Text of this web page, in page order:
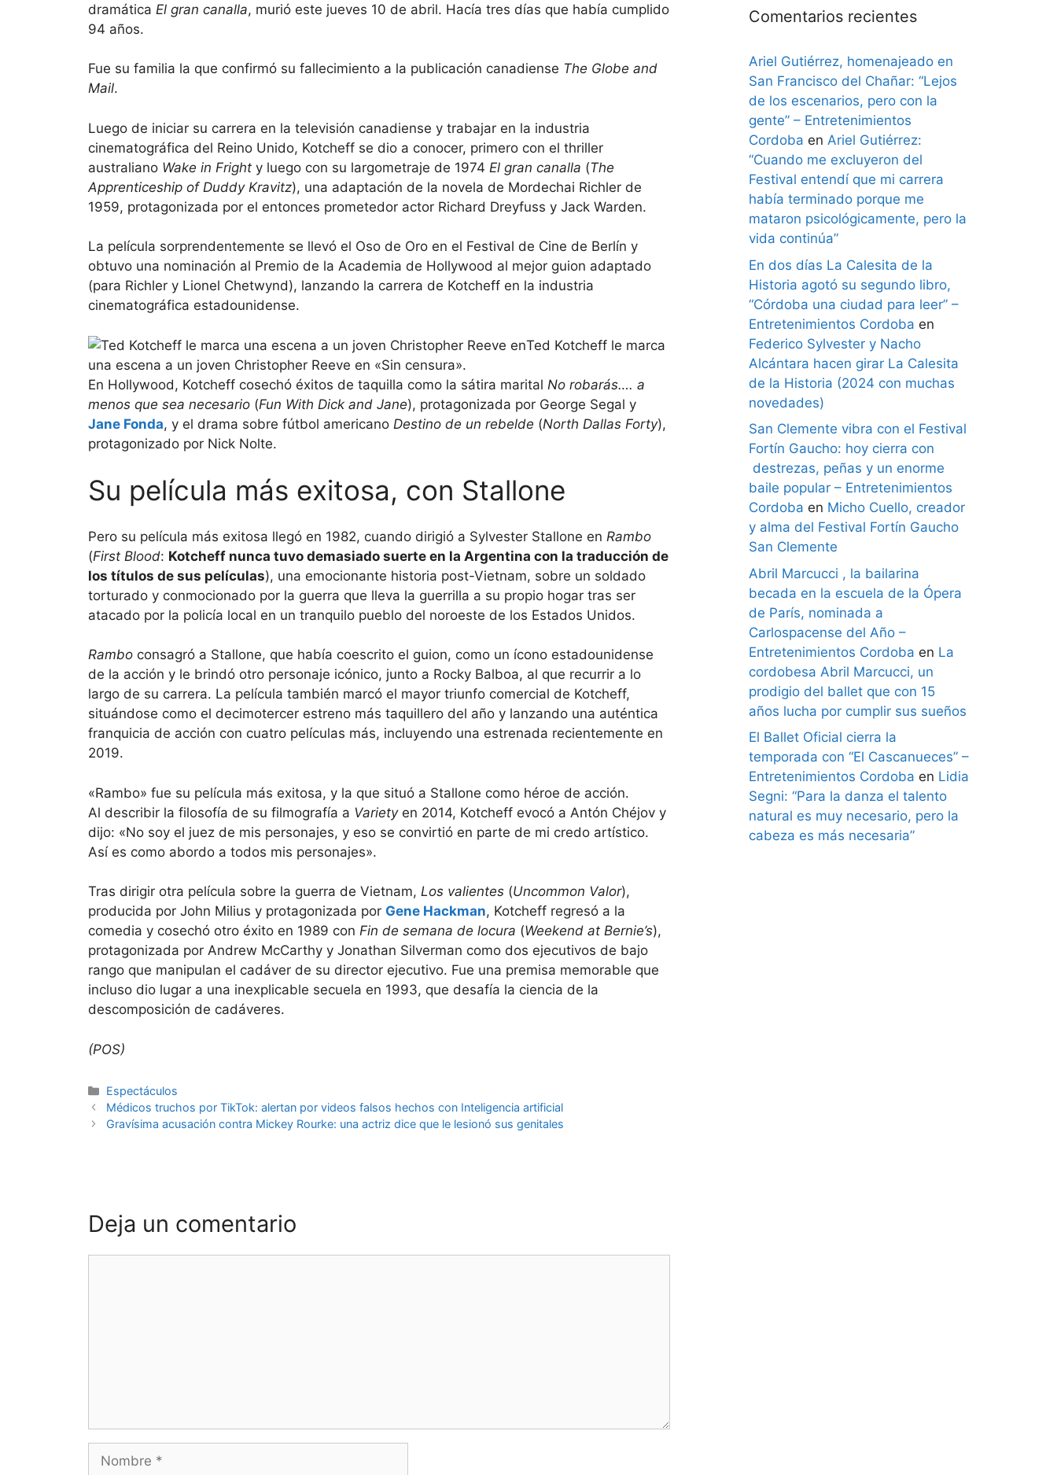
dramática El gran canalla, murió este jueves 10 de abril. Hacía tres días que había cumplido
94 años.
Fue su familia la que confirmó su fallecimiento a la publicación canadiense The Globe and
Mail.
Luego de iniciar su carrera en la televisión canadiense y trabajar en la industria
cinematográfica del Reino Unido, Kotcheff se dio a conocer, primero con el thriller
australiano Wake in Fright y luego con su largometraje de 1974 El gran canalla (The
Apprenticeship of Duddy Kravitz), una adaptación de la novela de Mordechai Richler de
1959, protagonizada por el entonces prometedor actor Richard Dreyfuss y Jack Warden.
La película sorprendentemente se llevó el Oso de Oro en el Festival de Cine de Berlín y
obtuvo una nominación al Premio de la Academia de Hollywood al mejor guion adaptado
(para Richler y Lionel Chetwynd), lanzando la carrera de Kotcheff en la industria
cinematográfica estadounidense.
Ted Kotcheff le marca
una escena a un joven Christopher Reeve en «Sin censura».
En Hollywood, Kotcheff cosechó éxitos de taquilla como la sátira marital No robarás…. a
menos que sea necesario (Fun With Dick and Jane), protagonizada por George Segal y
Jane Fonda, y el drama sobre fútbol americano Destino de un rebelde (North Dallas Forty),
protagonizado por Nick Nolte.
Su película más exitosa, con Stallone
Pero su película más exitosa llegó en 1982, cuando dirigió a Sylvester Stallone en Rambo
(First Blood: Kotcheff nunca tuvo demasiado suerte en la Argentina con la traducción de
los títulos de sus películas), una emocionante historia post-Vietnam, sobre un soldado
torturado y conmocionado por la guerra que lleva la guerrilla a su propio hogar tras ser
atacado por la policía local en un tranquilo pueblo del noroeste de los Estados Unidos.
Rambo consagró a Stallone, que había coescrito el guion, como un ícono estadounidense
de la acción y le brindó otro personaje icónico, junto a Rocky Balboa, al que recurrir a lo
largo de su carrera. La película también marcó el mayor triunfo comercial de Kotcheff,
situándose como el decimotercer estreno más taquillero del año y lanzando una auténtica
franquicia de acción con cuatro películas más, incluyendo una estrenada recientemente en
2019.
«Rambo» fue su película más exitosa, y la que situó a Stallone como héroe de acción.
Al describir la filosofía de su filmografía a Variety en 2014, Kotcheff evocó a Antón Chéjov y
dijo: «No soy el juez de mis personajes, y eso se convirtió en parte de mi credo artístico.
Así es como abordo a todos mis personajes».
Tras dirigir otra película sobre la guerra de Vietnam, Los valientes (Uncommon Valor),
producida por John Milius y protagonizada por Gene Hackman, Kotcheff regresó a la
comedia y cosechó otro éxito en 1989 con Fin de semana de locura (Weekend at Bernie’s),
protagonizada por Andrew McCarthy y Jonathan Silverman como dos ejecutivos de bajo
rango que manipulan el cadáver de su director ejecutivo. Fue una premisa memorable que
incluso dio lugar a una inexplicable secuela en 1993, que desafía la ciencia de la
descomposición de cadáveres.
(POS)
Espectáculos
Médicos truchos por TikTok: alertan por videos falsos hechos con Inteligencia artificial
Gravísima acusación contra Mickey Rourke: una actriz dice que le lesionó sus genitales
Deja un comentario
Comentarios recientes
Ariel Gutiérrez, homenajeado en
San Francisco del Chañar: “Lejos
de los escenarios, pero con la
gente” – Entretenimientos
Cordoba en Ariel Gutiérrez:
“Cuando me excluyeron del
Festival entendí que mi carrera
había terminado porque me
mataron psicológicamente, pero la
vida continúa”
En dos días La Calesita de la
Historia agotó su segundo libro,
“Córdoba una ciudad para leer” –
Entretenimientos Cordoba en
Federico Sylvester y Nacho
Alcántara hacen girar La Calesita
de la Historia (2024 con muchas
novedades)
San Clemente vibra con el Festival
Fortín Gaucho: hoy cierra con
destrezas, peñas y un enorme
baile popular – Entretenimientos
Cordoba en Micho Cuello, creador
y alma del Festival Fortín Gaucho
San Clemente
Abril Marcucci , la bailarina
becada en la escuela de la Ópera
de París, nominada a
Carlospacense del Año –
Entretenimientos Cordoba en La
cordobesa Abril Marcucci, un
prodigio del ballet que con 15
años lucha por cumplir sus sueños
El Ballet Oficial cierra la
temporada con “El Cascanueces” –
Entretenimientos Cordoba en Lidia
Segni: “Para la danza el talento
natural es muy necesario, pero la
cabeza es más necesaria”